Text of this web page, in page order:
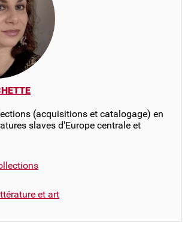
(acquisitions et catalogage) en
slaves d'Europe centrale et
et art